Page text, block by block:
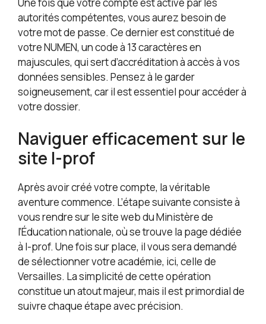
autorités compétentes, vous aurez besoin de
votre mot de passe. Ce dernier est constitué de
votre NUMEN, un code à 13 caractères en
majuscules, qui sert d’accréditation à accès à vos
données sensibles. Pensez à le garder
soigneusement, car il est essentiel pour accéder à
votre dossier.
Naviguer efficacement sur le
site I-prof
Après avoir créé votre compte, la véritable
aventure commence. L’étape suivante consiste à
vous rendre sur le site web du Ministère de
l’Éducation nationale, où se trouve la page dédiée
à I-prof. Une fois sur place, il vous sera demandé
de sélectionner votre académie, ici, celle de
Versailles. La simplicité de cette opération
constitue un atout majeur, mais il est primordial de
suivre chaque étape avec précision.